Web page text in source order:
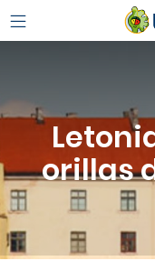
orillas